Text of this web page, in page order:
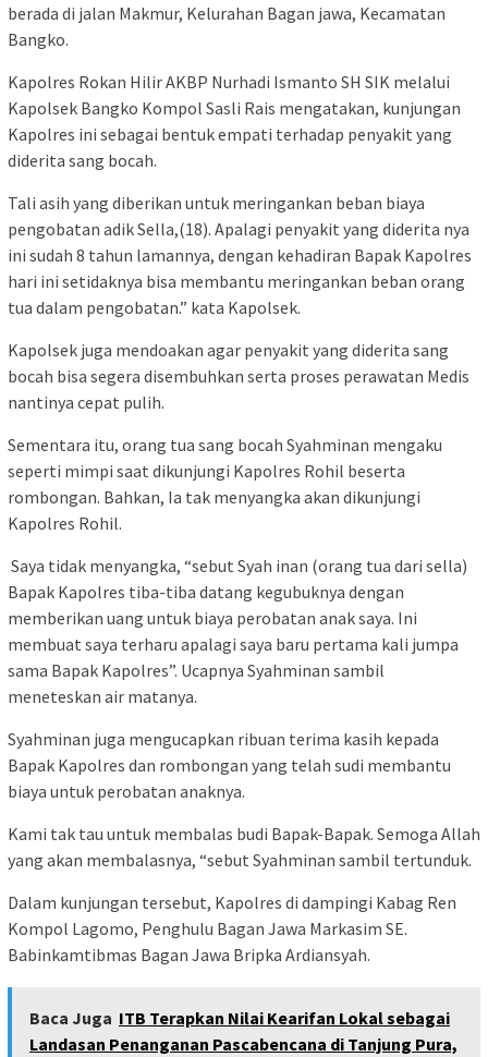
berada di jalan Makmur, Kelurahan Bagan jawa, Kecamatan
Bangko.
Kapolres Rokan Hilir AKBP Nurhadi Ismanto SH SIK melalui
Kapolsek Bangko Kompol Sasli Rais mengatakan, kunjungan
Kapolres ini sebagai bentuk empati terhadap penyakit yang
diderita sang bocah.
Tali asih yang diberikan untuk meringankan beban biaya
pengobatan adik Sella,(18). Apalagi penyakit yang diderita nya
ini sudah 8 tahun lamannya, dengan kehadiran Bapak Kapolres
hari ini setidaknya bisa membantu meringankan beban orang
tua dalam pengobatan.” kata Kapolsek.
Kapolsek juga mendoakan agar penyakit yang diderita sang
bocah bisa segera disembuhkan serta proses perawatan Medis
nantinya cepat pulih.
Sementara itu, orang tua sang bocah Syahminan mengaku
seperti mimpi saat dikunjungi Kapolres Rohil beserta
rombongan. Bahkan, Ia tak menyangka akan dikunjungi
Kapolres Rohil.
Saya tidak menyangka, “sebut Syah inan (orang tua dari sella)
Bapak Kapolres tiba-tiba datang kegubuknya dengan
memberikan uang untuk biaya perobatan anak saya. Ini
membuat saya terharu apalagi saya baru pertama kali jumpa
sama Bapak Kapolres”. Ucapnya Syahminan sambil
meneteskan air matanya.
Syahminan juga mengucapkan ribuan terima kasih kepada
Bapak Kapolres dan rombongan yang telah sudi membantu
biaya untuk perobatan anaknya.
Kami tak tau untuk membalas budi Bapak-Bapak. Semoga Allah
yang akan membalasnya, “sebut Syahminan sambil tertunduk.
Dalam kunjungan tersebut, Kapolres di dampingi Kabag Ren
Kompol Lagomo, Penghulu Bagan Jawa Markasim SE.
Babinkamtibmas Bagan Jawa Bripka Ardiansyah.
Baca Juga ITB Terapkan Nilai Kearifan Lokal sebagai
Landasan Penanganan Pascabencana di Tanjung Pura,